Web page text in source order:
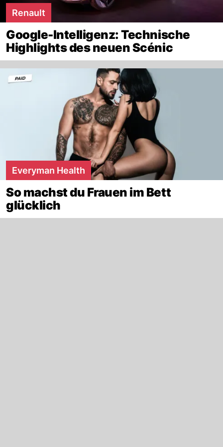
Renault
Google-Intelligenz: Technische
Highlights des neuen Scénic
Everyman Health
So machst du Frauen im Bett
glücklich